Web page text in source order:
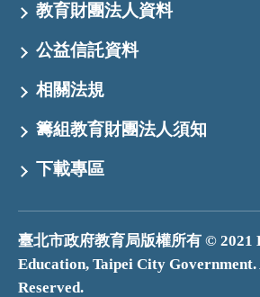
教育財團法人資料
公益信託資料
相關法規
籌組教育財團法人須知
下載專區
臺北市政府教育局版權所有 © 2021
Education, Taipei City
Reserved.